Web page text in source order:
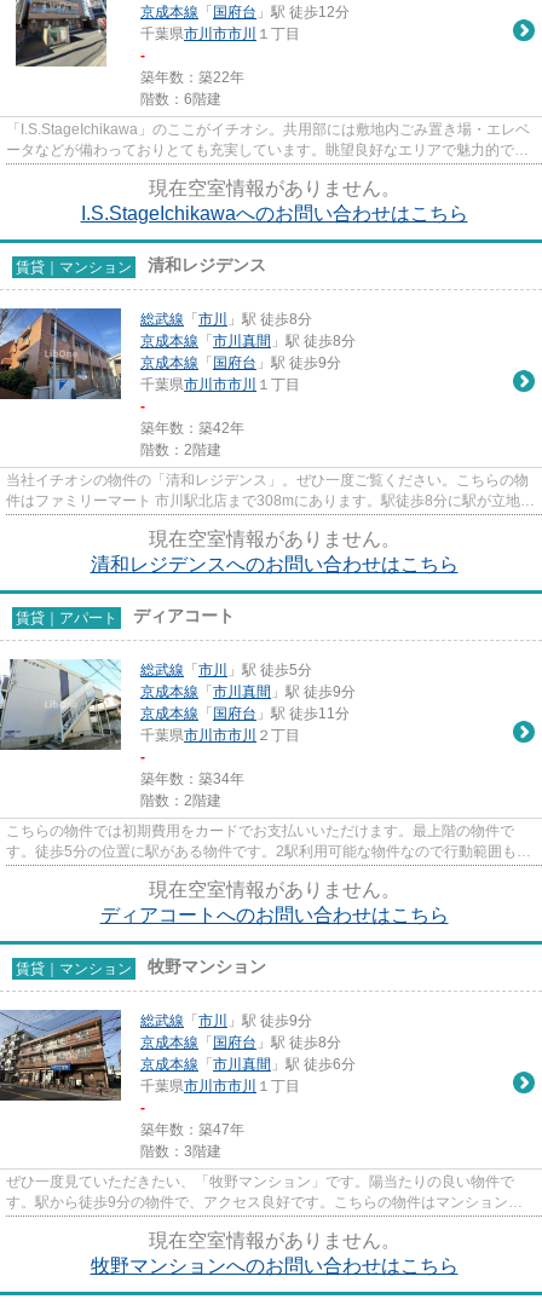
京成本線 「 国府台 」駅 徒歩12分
千葉県市川市市川 １丁目
-
築年数：築22年
階数：6階建
「I.S.StageIchikawa」のここがイチオシ。共用部には敷地内ごみ置き場・エレベ
ータなどが備わっておりとても充実しています。眺望良好なエリアで魅力的で
現在空室情報がありません。
I.S.StageIchikawaへのお問い合わせはこちら
賃貸｜マンション 清和レジデンス
総武線 「 市川
」駅 徒歩8分
京成本線 「 市川真間 」駅 徒歩8分
京成本線 「 国府台 」駅 徒歩9分
千葉県市川市市川 １丁目
-
築年数：築42年
階数：2階建
当社イチオシの物件の「清和レジデンス」。ぜひ一度ご覧ください。こちらの物
件はファミリーマート 市川駅北店まで308mにあります。駅徒歩8分に駅が立地す
現在空室情報がありません。
清和レジデンスへのお問い合わせはこちら
賃貸｜アパート ディアコート
総武線 「 市川
」駅 徒歩5分
京成本線 「 市川真間 」駅 徒歩9分
京成本線 「 国府台 」駅 徒歩11分
千葉県市川市市川 ２丁目
-
築年数：築34年
階数：2階建
こちらの物件では初期費用をカードでお支払いいただけます。最上階の物件で
す。徒歩5分の位置に駅がある物件です。2駅利用可能な物件なので行動範囲も広
現在空室情報がありません。
ディアコートへのお問い合わせはこちら
賃貸｜マンション 牧野マンション
総武線 「 市川
」駅 徒歩9分
京成本線 「 国府台 」駅 徒歩8分
京成本線 「 市川真間 」駅 徒歩6分
千葉県市川市市川 １丁目
-
築年数：築47年
階数：3階建
ぜひ一度見ていただきたい、「牧野マンション」です。陽当たりの良い物件で
す。駅から徒歩9分の物件で、アクセス良好です。こちらの物件はマンションで
現在空室情報がありません。
牧野マンションへのお問い合わせはこちら